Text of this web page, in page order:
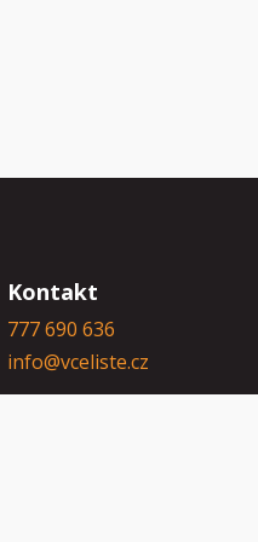
Kontakt
777 690 636
info@vceliste.cz